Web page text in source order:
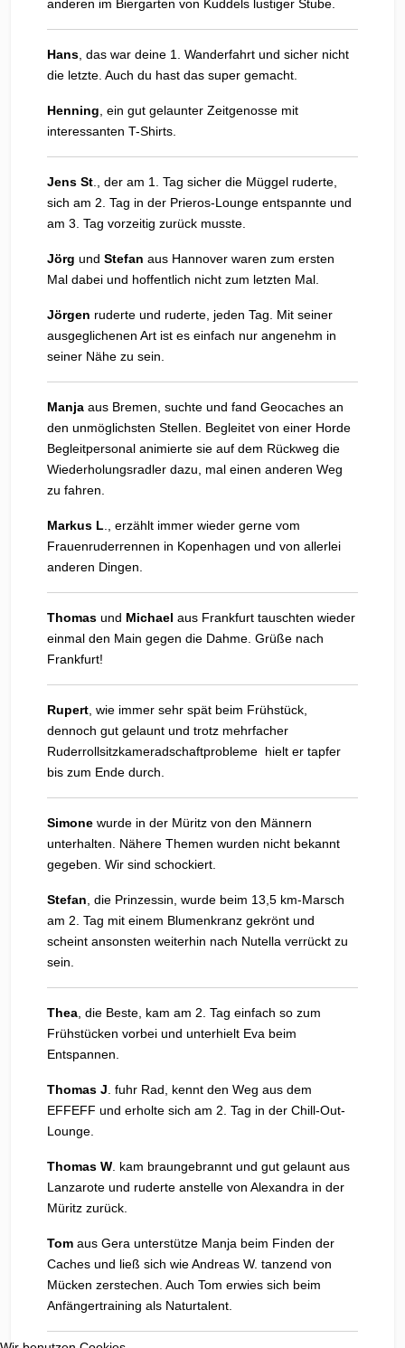
anderen im Biergarten von Kuddels lustiger Stube.
Hans , das war deine 1. Wanderfahrt und sicher nicht
die letzte. Auch du hast das super gemacht.
Henning , ein gut gelaunter Zeitgenosse mit
interessanten T-Shirts.
Jens St ., der am 1. Tag sicher die Müggel ruderte,
sich am 2. Tag in der Prieros-Lounge entspannte und
am 3. Tag vorzeitig zurück musste.
Jörg und Stefan aus Hannover waren zum ersten
Mal dabei und hoffentlich nicht zum letzten Mal.
Jörgen ruderte und ruderte, jeden Tag. Mit seiner
ausgeglichenen Art ist es einfach nur angenehm in
seiner Nähe zu sein.
Manja aus Bremen, suchte und fand Geocaches an
den unmöglichsten Stellen. Begleitet von einer Horde
Begleitpersonal animierte sie auf dem Rückweg die
Wiederholungsradler dazu, mal einen anderen Weg
zu fahren.
Markus L ., erzählt immer wieder gerne vom
Frauenruderrennen in Kopenhagen und von allerlei
anderen Dingen.
Thomas und Michael aus Frankfurt tauschten wieder
einmal den Main gegen die Dahme. Grüße nach
Frankfurt!
Rupert , wie immer sehr spät beim Frühstück,
dennoch gut gelaunt und trotz mehrfacher
Ruderrollsitzkameradschaftprobleme hielt er tapfer
bis zum Ende durch.
Simone wurde in der Müritz von den Männern
unterhalten. Nähere Themen wurden nicht bekannt
gegeben. Wir sind schockiert.
Stefan , die Prinzessin, wurde beim 13,5 km-Marsch
am 2. Tag mit einem Blumenkranz gekrönt und
scheint ansonsten weiterhin nach Nutella verrückt zu
sein.
Thea , die Beste, kam am 2. Tag einfach so zum
Frühstücken vorbei und unterhielt Eva beim
Entspannen.
Thomas J . fuhr Rad, kennt den Weg aus dem
EFFEFF und erholte sich am 2. Tag in der Chill-Out-
Lounge.
Thomas W . kam braungebrannt und gut gelaunt aus
Lanzarote und ruderte anstelle von Alexandra in der
Müritz zurück.
Tom aus Gera unterstütze Manja beim Finden der
Caches und ließ sich wie Andreas W. tanzend von
Mücken zerstechen. Auch Tom erwies sich beim
Anfängertraining als Naturtalent.